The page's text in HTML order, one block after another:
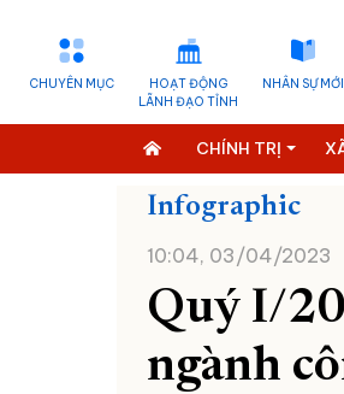
CHUYÊN MỤC
HOẠT ĐỘNG
LÃNH ĐẠO TỈNH
NHÂN SỰ MỚI
CHÍNH TRỊ
Infographic
10:04, 03/04/2023
Quý I/
ngành